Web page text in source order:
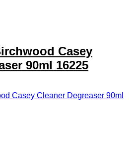
Casey
90ml 16225